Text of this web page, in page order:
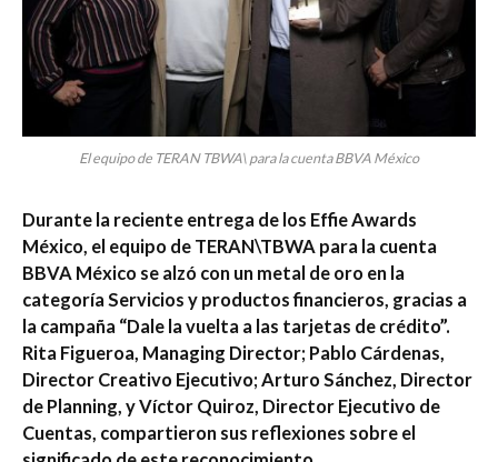
El equipo de TERAN TBWA\ para la cuenta BBVA México
Durante la reciente entrega de los Effie Awards
México, el equipo de TERAN\TBWA para la cuenta
BBVA México se alzó con un metal de oro en la
categoría Servicios y productos financieros, gracias a
la campaña “Dale la vuelta a las tarjetas de crédito”.
Rita Figueroa, Managing Director; Pablo Cárdenas,
Director Creativo Ejecutivo; Arturo Sánchez, Director
de Planning, y Víctor Quiroz, Director Ejecutivo de
Cuentas, compartieron sus reflexiones sobre el